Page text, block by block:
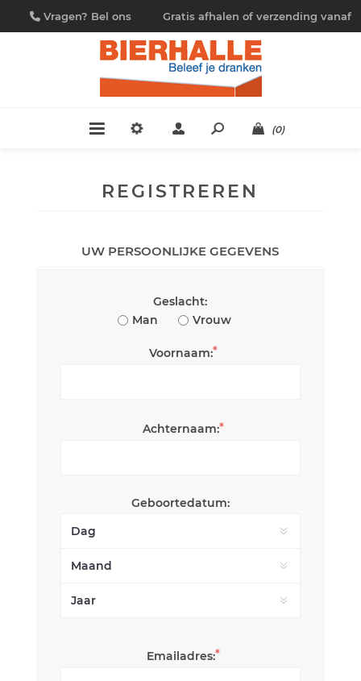
Vragen? Bel ons
09/230.88.44
Gratis afhalen of verzending vanaf
€ 4,95
(0)
REGISTREREN
UW PERSOONLIJKE GEGEVENS
Geslacht:
Man
Vrouw
Voornaam:*
Achternaam:*
Geboortedatum:
Emailadres:*